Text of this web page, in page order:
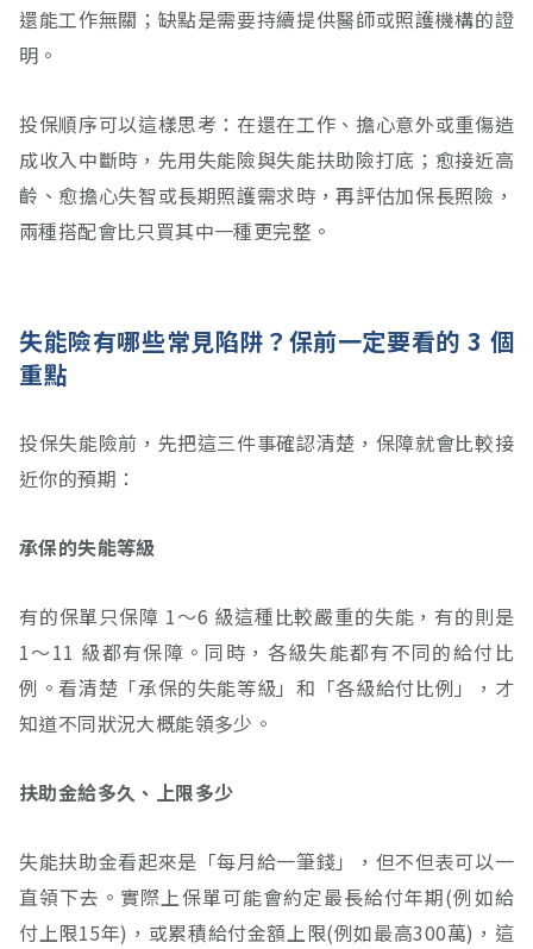
還能工作無關；缺點是需要持續提供醫師或照護機構的證
明。
投保順序可以這樣思考：在還在工作、擔心意外或重傷造
成收入中斷時，先用失能險與失能扶助險打底；愈接近高
齡、愈擔心失智或長期照護需求時，再評估加保長照險，
兩種搭配會比只買其中一種更完整。
失能險有哪些常見陷阱？保前一定要看的 3 個
重點
投保失能險前，先把這三件事確認清楚，保障就會比較接
近你的預期：
承保的失能等級
有的保單只保障 1～6 級這種比較嚴重的失能，有的則是
1～11 級都有保障。同時，各級失能都有不同的給付比
例。看清楚「承保的失能等級」和「各級給付比例」，才
知道不同狀況大概能領多少。
扶助金給多久、上限多少
失能扶助金看起來是「每月給一筆錢」，但不但表可以一
直領下去。實際上保單可能會約定最長給付年期(例如給
付上限15年)，或累積給付金額上限(例如最高300萬)，這